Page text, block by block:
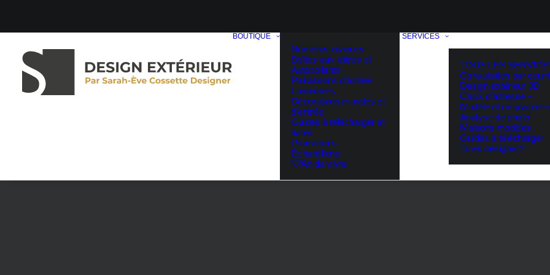
BOUTIQUE
Numéros civiques
Boîtes aux lettres et
Autocollants
Paillassons d’entrée
Luminaires
Décorations murales et
d’entrée
Guides à télécharger et
livres
Promotions
Échantillons
Art de vivre
SERVICES
TOUS LES
Consultation par
Design extérieur 3D
Choix d’adresse –
Modèle et
Analyse de photo
Maisons modèles
Guides à télécharger
Tu es designer?